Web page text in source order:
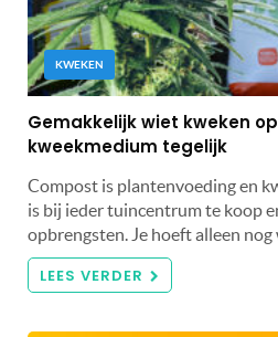
KWEKEN
Gemakkelijk wiet kweken
kweekmedium tegelijk
Compost is plantenvoeding en
is bij ieder tuincentrum te koop
opbrengsten. Je hoeft alleen nog
LEES VERDER